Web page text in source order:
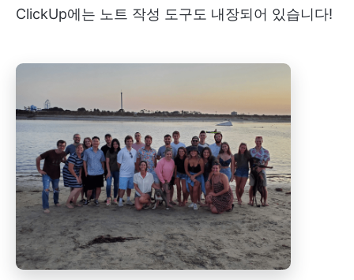
ClickUp에는 노트 작성 도구도 내장되어 있습니다!